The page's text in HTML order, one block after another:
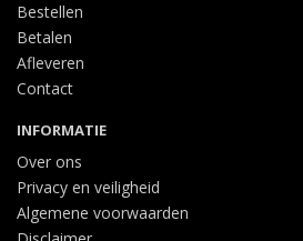
Bestellen
Betalen
Afleveren
Contact
INFORMATIE
Over ons
Privacy en veiligheid
Algemene voorwaarden